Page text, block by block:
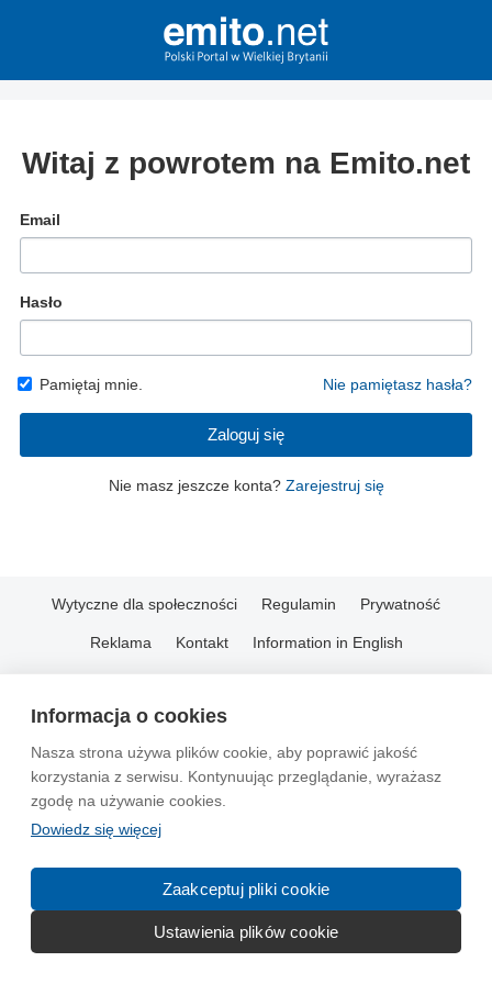
Informacja o cookies
Nasza strona używa plików cookie, aby poprawić jakość
korzystania z serwisu. Kontynuując przeglądanie, wyrażasz
zgodę na używanie cookies.
Dowiedz się więcej
Zaakceptuj pliki cookie
Ustawienia plików cookie
Witaj z powrotem na Emito.net
Email
Hasło
Pamiętaj mnie. Nie pamiętasz hasła?
Zaloguj się
Nie masz jeszcze konta? Zarejestruj się
Wytyczne dla społeczności Regulamin Prywatność
Reklama Kontakt Information in English